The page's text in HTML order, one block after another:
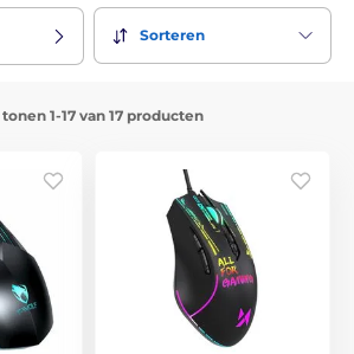
Sorteren
1-17 van 17 producten